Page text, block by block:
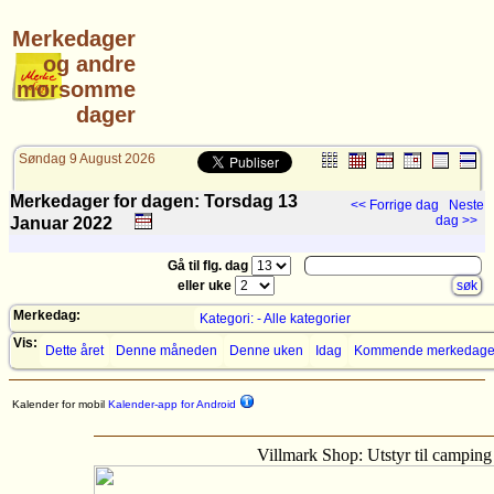
Merkedager
og andre
morsomme
dager
Søndag 9 August 2026
Merkedager for dagen: Torsdag 13
Januar 2022
<< Forrige dag
Neste
dag >>
Gå til flg. dag
eller uke
Merkedag:
Kategori: - Alle kategorier
Vis:
Dette året Denne måneden Denne uken Idag Kommende
Kalender for mobil Kalender-app for Android
Villmark Shop: Utstyr til